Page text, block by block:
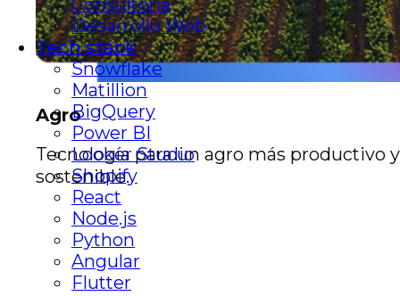
Agro
Tecnología para un agro más productivo y
sostenible.
Consultoría
Desarrollo Web
Tech stack
Snowflake
Matillion
BigQuery
Power BI
Looker Studio
Shopify
React
Node.js
Python
Angular
Flutter